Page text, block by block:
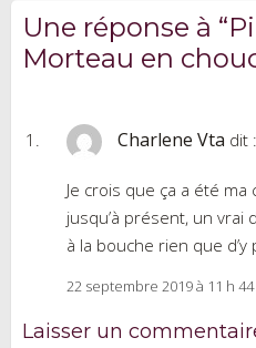
Une réponse à
Morteau en
Charlene Vta dit :
22 septembre 2019 à 11 h
Je crois que ça a été
jusqu’à présent, un vrai
à la bouche rien que
Laisser un